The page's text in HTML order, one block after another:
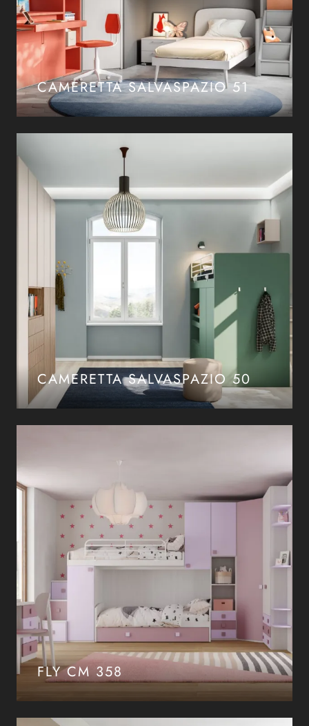
CAMERETTA SALVASPAZIO 51
CAMERETTA SALVASPAZIO 50
FLY CM 358